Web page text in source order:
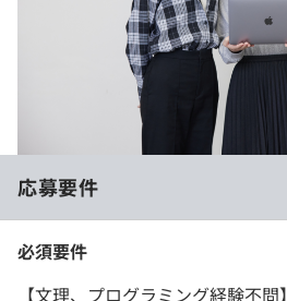
応募要件
必須要件
【文理、プログラミング経験不問】